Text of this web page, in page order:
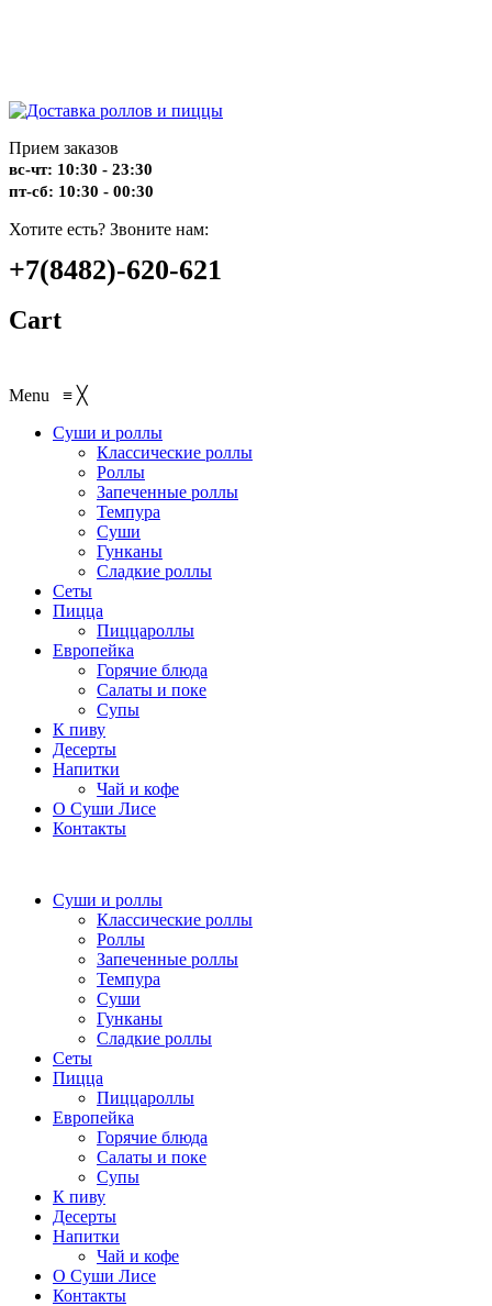
Прием заказов
вс-чт: 10:30 - 23:30
пт-сб: 10:30 - 00:30
Хотите есть? Звоните нам:
+7(8482)-620-621
Cart
Menu ≡ ╳
Суши и роллы
Классические роллы
Роллы
Запеченные роллы
Темпура
Суши
Гунканы
Сладкие роллы
Сеты
Пицца
Пиццароллы
Европейка
Горячие блюда
Салаты и поке
Супы
К пиву
Десерты
Напитки
Чай и кофе
О Суши Лисе
Контакты
Суши и роллы
Классические роллы
Роллы
Запеченные роллы
Темпура
Суши
Гунканы
Сладкие роллы
Сеты
Пицца
Пиццароллы
Европейка
Горячие блюда
Салаты и поке
Супы
К пиву
Десерты
Напитки
Чай и кофе
О Суши Лисе
Контакты